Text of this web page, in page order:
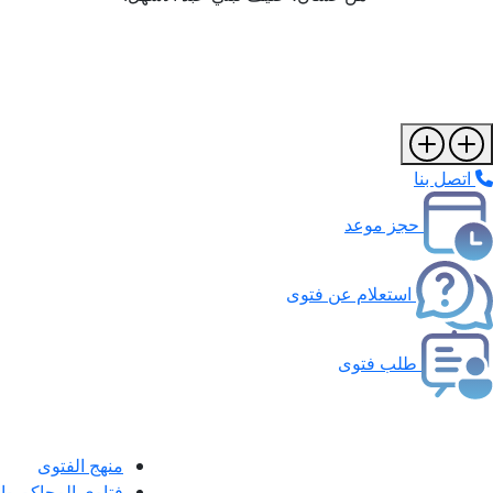
اتصل بنا
حجز موعد
استعلام عن فتوى
طلب فتوى
منهج الفتوى